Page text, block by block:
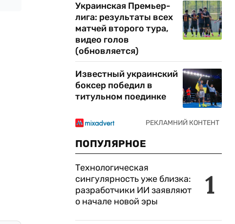
Украинская Премьер-
лига: результаты всех
матчей второго тура,
видео голов
(обновляется)
Известный украинский
боксер победил в
титульном поединке
ПОПУЛЯРНОЕ
1
Технологическая
сингулярность уже близка:
разработчики ИИ заявляют
о начале новой эры